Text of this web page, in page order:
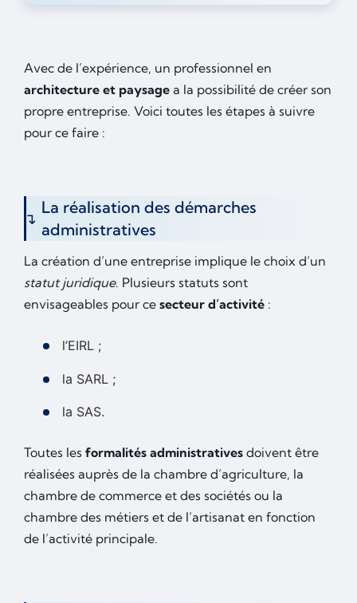
Avec de l’expérience, un professionnel en
architecture et paysage a la possibilité de créer son
propre entreprise. Voici toutes les étapes à suivre
pour ce faire :
La réalisation des démarches
administratives
La création d’une entreprise implique le choix d’un
statut juridique. Plusieurs statuts sont
envisageables pour ce secteur d’activité :
l’EIRL ;
la SARL ;
la SAS.
Toutes les formalités administratives doivent être
réalisées auprès de la chambre d’agriculture, la
chambre de commerce et des sociétés ou la
chambre des métiers et de l’artisanat en fonction
de l’activité principale.